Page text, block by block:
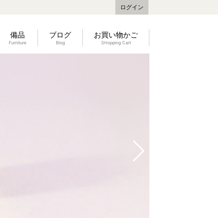
ログイン
備品
Furniture
ブログ
Blog
お買い物かご
SHopping Cart